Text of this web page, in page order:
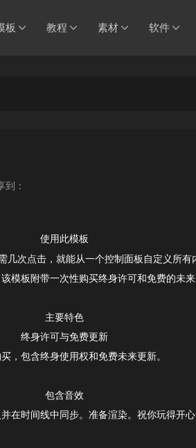
板 教程 素材 软件
到：
使用此模板
几次点击，就能从一个控制面板自定义所有
模板附带一次性购买终身许可和免费的未来
主要特色
终身许可与免费更新
，包含终身使用权和免费未来更新。
包含音效
在时间线中同步。准备渲染。祝你玩得开心